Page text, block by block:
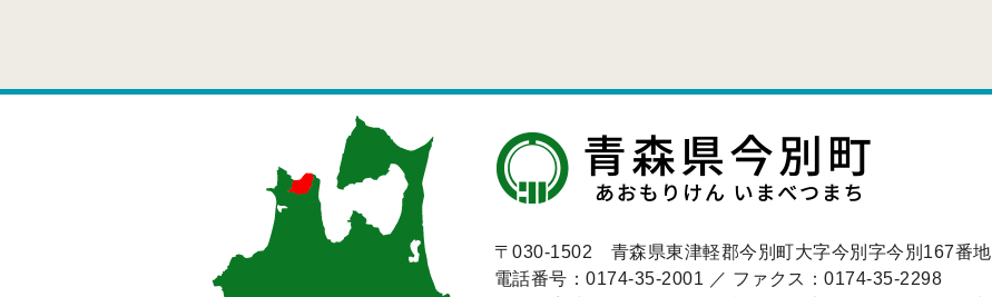
〒030-1502 青森県東津軽郡今別町大字今別字今別167番地
電話番号：0174-35-2001 ／ ファクス：0174-35-2298